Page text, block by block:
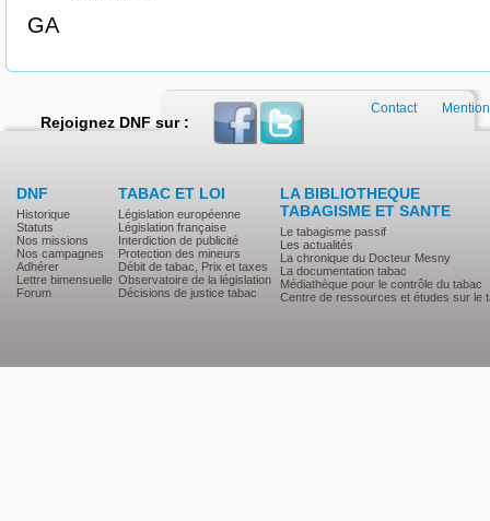
GA
Rejoignez DNF sur :
DNF
Historique
Statuts
Nos missions
Nos campagnes
Adhérer
Lettre bimensuelle
Forum
TABAC ET LOI
Législation européenne
Législation française
Interdiction de publicité
Protection des mineurs
Débit de tabac, Prix et taxes
Observatoire de la législation
Décisions de justice tabac
LA BIBLIOTHEQUE
TABAGISME ET SANTE
Le tabagisme passif
Les actualités
La chronique du Docteur Mesny
La documentation tabac
Médiathèque pour le contrôle du tabac
Centre de ressources et études sur le
Contact